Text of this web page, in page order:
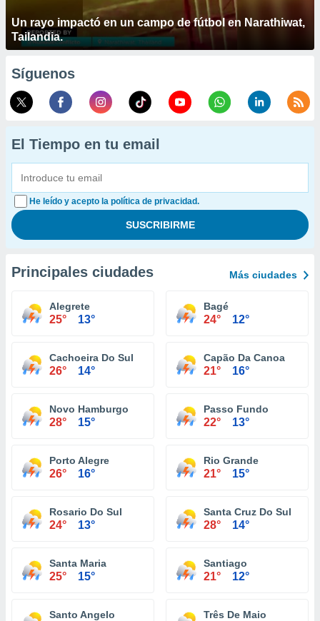
Un rayo impactó en un campo de fútbol en Narathiwat,
Tailandia.
Síguenos
El Tiempo en tu email
He leído y acepto la política de privacidad.
Principales ciudades Más ciudades
Alegrete
25° 13°
Bagé
24° 12°
Cachoeira Do Sul
26° 14°
Capão Da Canoa
21° 16°
Novo Hamburgo
28° 15°
Passo Fundo
22° 13°
Porto Alegre
26° 16°
Rio Grande
21° 15°
Rosario Do Sul
24° 13°
Santa Cruz Do Sul
28° 14°
Santa Maria
25° 15°
Santiago
21° 12°
Santo Angelo Três De Maio